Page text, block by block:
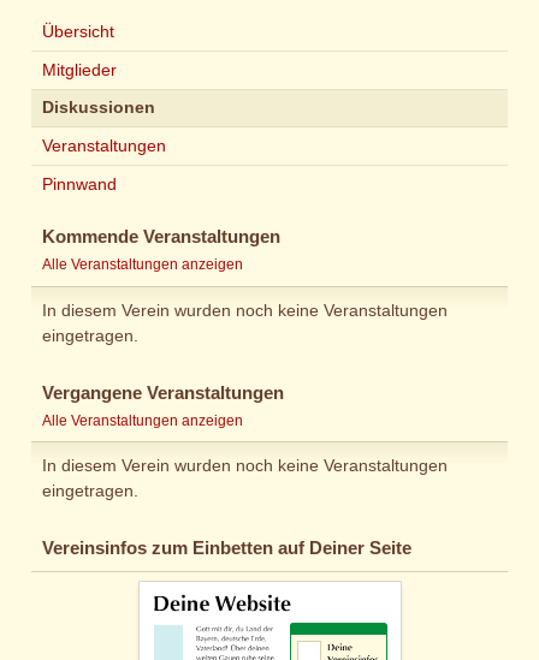
Übersicht
Mitglieder
Diskussionen
Veranstaltungen
Pinnwand
Kommende Veranstaltungen
Alle Veranstaltungen anzeigen
In diesem Verein wurden noch keine Veranstaltungen
eingetragen.
Vergangene Veranstaltungen
Alle Veranstaltungen anzeigen
In diesem Verein wurden noch keine Veranstaltungen
eingetragen.
Vereinsinfos zum Einbetten auf Deiner Seite